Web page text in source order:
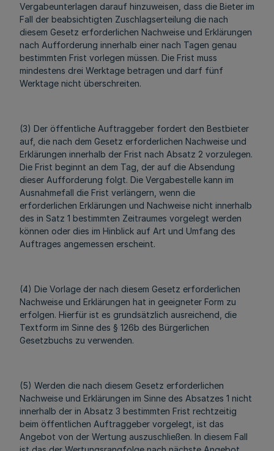
Vergabeunterlagen darauf hinzuweisen, dass die Bieter im
Fall der beabsichtigten Zuschlagserteilung die nach
diesem Gesetz erforderlichen Nachweise und Erklärungen
nach Aufforderung innerhalb einer nach Tagen genau
bestimmten Frist vorlegen müssen. Die Frist muss
mindestens drei Werktage betragen und darf fünf
Werktage nicht überschreiten.
(3) Der öffentliche Auftraggeber fordert den Bestbieter
auf, die nach dem Gesetz erforderlichen Nachweise und
Erklärungen innerhalb der Frist nach Absatz 2 vorzulegen.
Die Frist beginnt an dem Tag, der auf die Absendung
dieser Aufforderung folgt. Die Vergabestelle kann im
Ausnahmefall die Frist verlängern, wenn die
erforderlichen Erklärungen und Nachweise nicht innerhalb
des in Satz 1 bestimmten Zeitraumes vorgelegt werden
können oder dies im Hinblick auf Art und Umfang des
Auftrages angemessen erscheint.
(4) Die Vorlage der nach diesem Gesetz erforderlichen
Nachweise und Erklärungen hat in geeigneter Form zu
erfolgen. Hierfür ist es grundsätzlich ausreichend, die
Textform im Sinne des § 126b des Bürgerlichen
Gesetzbuchs zu verwenden.
(5) Werden die nach diesem Gesetz erforderlichen
Nachweise und Erklärungen im Sinne des Absatzes 1 nicht
innerhalb der in Absatz 3 bestimmten Frist rechtzeitig
beim öffentlichen Auftraggeber vorgelegt, ist das
Angebot von der Wertung auszuschließen. In diesem Fall